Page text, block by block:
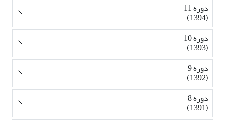
دوره 11
(1394)
دوره 10
(1393)
دوره 9
(1392)
دوره 8
(1391)